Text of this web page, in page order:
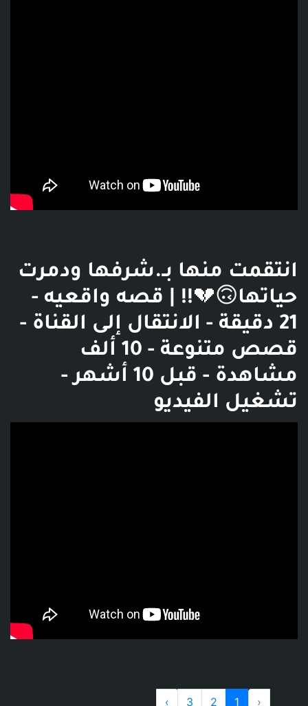
انتقمت منها بـ.شرفها ودمرت
حياتها🙃💔!! | قصه واقعيه -
21 دقيقة - الانتقال إلى القناة -
قصص متنوعة - 10 ألف
مشاهدة - قبل 10 أشهر -
تشغيل الفيديو
‹
1
2
3
›